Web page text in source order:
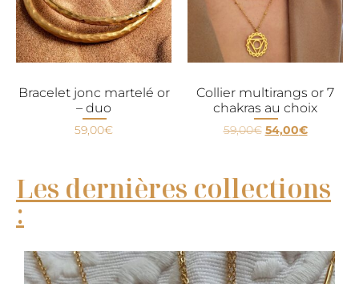
Bracelet jonc martelé or
– duo
59,00€
Collier multirangs or 7
chakras au choix
59,00€ 54,00€
Les dernières collections
: